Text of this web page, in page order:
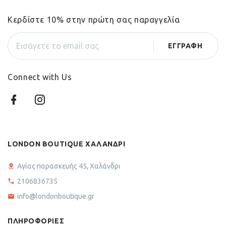
Κερδίστε 10% στην πρώτη σας παραγγελία
Connect with Us
LONDON BOUTIQUE ΧΑΛΑΝΔΡΙ
Αγίας παρασκευής 45, Χαλάνδρι
2106836735
info@londonboutique.gr
ΠΛΗΡΟΦΟΡΙΕΣ